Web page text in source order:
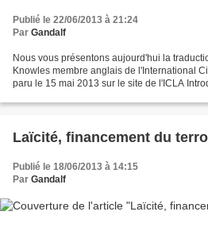
Publié le 22/06/2013 à 21:24
Par Gandalf
Nous vous présentons aujourd'hui la
Knowles membre anglais de l'International
paru le 15 mai 2013 sur le site de l'ICLA
Laïcité, financement du
Publié le 18/06/2013 à 14:15
Par Gandalf